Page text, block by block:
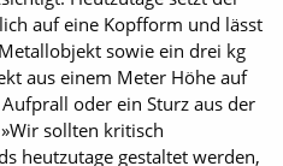
auf eine Kopfform und lässt
sowie ein drei kg
aus einem Meter Höhe auf
oder ein Sturz aus der
sollten kritisch
heutzutage gestaltet werden,